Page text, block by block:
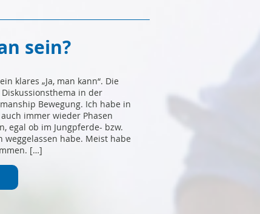
sein?
klares „Ja, man kann“. Die
in der
Bewegung. Ich habe in
immer wieder Phasen
egal ob im Jungpferde- bzw.
habe. Meist habe
[…]